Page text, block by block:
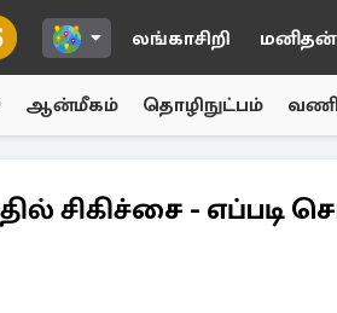
லங்காசிறி மனிதன்
ஆன்மீகம் தொழிநுட்பம்
சிகிச்சை - எப்படி